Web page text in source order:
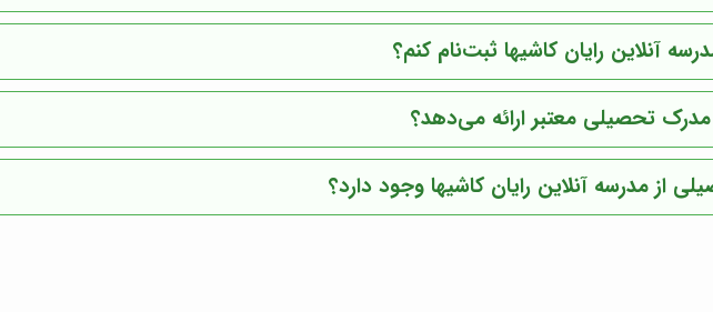
آنلاین رایان کاشیها ثبت‌نام کنم؟
مدرک تحصیلی معتبر ارائه می‌دهد؟
از مدرسه آنلاین رایان کاشیها وجود دارد؟